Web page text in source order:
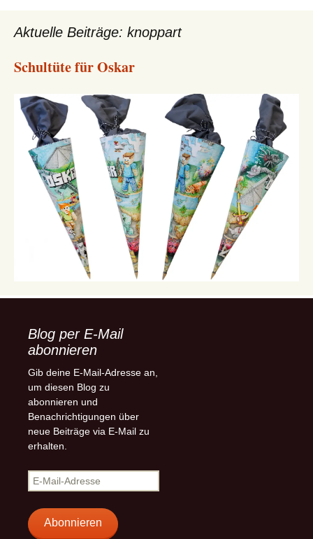
Aktuelle Beiträge: knoppart
Schultüte für Oskar
Blog per E-Mail
abonnieren
Gib deine E-Mail-Adresse an,
um diesen Blog zu
abonnieren und
Benachrichtigungen über
neue Beiträge via E-Mail zu
erhalten.
E-
Mail-
Adresse
Abonnieren